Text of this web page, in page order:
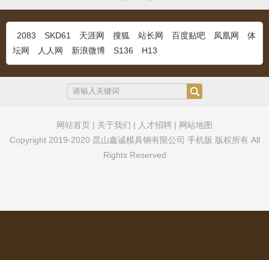
...
超镜面塑料模具钢S136H
2083 SKD61 天涯网 搜狐 站长网 百度贴吧 凤凰网
体
坛网
人人网 新浪微博 S136 H13
网站首页 | 关于我们 | 人才招聘 | 网站地图
Copyright 2019-2020 昆山鑫诚模具钢有限公司 手机版 版权所有 All
Rights Reserved